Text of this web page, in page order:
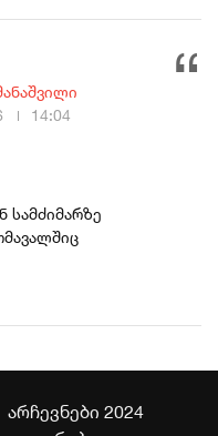
სამძიმარზე
14:04
არჩევნები 2024